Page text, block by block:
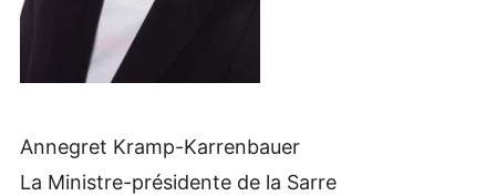
Annegret Kramp-Karrenbauer
La Ministre-présidente de la Sarre